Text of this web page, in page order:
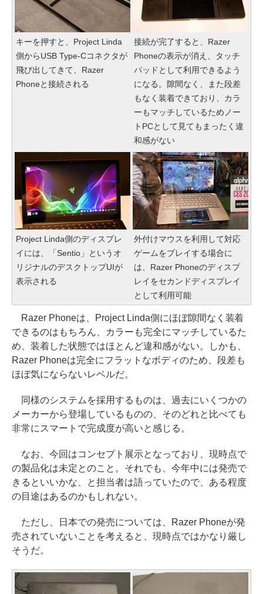
キーを押すと、Project Linda
側からUSB Type-Cコネクタが
飛び出してきて、Razer
Phoneと接続される
接続が完了すると、Razer
Phoneの表示が消え、タッチ
パッドとして利用できるよう
になる。隙間なく、また段差
もなく装着できており、カラ
ーもマッチしているためノー
トPCとして見てもまったく違
和感がない
Project Linda側のディスプレ
イには、「Sentio」というオ
リジナルのデスクトップUIが
表示される
外付けマウスを利用して対応
ゲームをプレイする場合に
は、Razer Phoneのディスプ
レイをセカンドディスプレイ
として利用可能
Razer Phoneは、Project Linda側にほぼ隙間なく装着
できるのはもちろん、カラーも完全にマッチしているた
め、装着した状態ではほとんど違和感がない。しかも、
Razer Phoneは完全にフラットなボディのため、段差も
ほぼ気にならないレベルだ。
同様のシステムを採用するものは、過去にいくつかの
メーカーから登場しているものの、そのどれと比べても
非常にスマートで完成度が高いと感じる。
なお、今回はコンセプト展示となっており、現時点で
の製品化は未定とのこと。それでも、今年中には発売で
きるといいかな、と担当者は語っていたので、ある程度
の目途はあるのかもしれない。
ただし、日本での発売については、Razer Phoneが発
売されていないことを考えると、現時点ではかなり厳し
そうだ。